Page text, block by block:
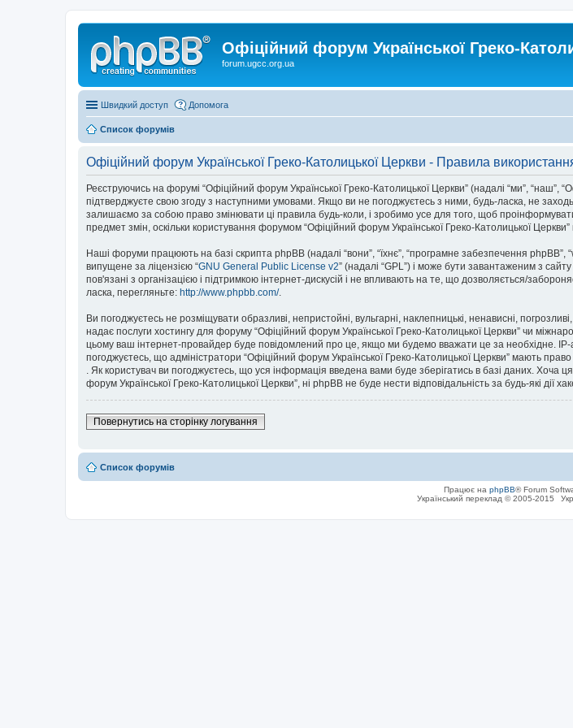
Офіційний форум Української Греко-
forum.ugcc.org.ua
Швидкий доступ Допомога
Список форумів
Офіційний форум Української Греко-Католицької Церкви - Правила
Реєструючись на форумі “Офіційний форум Української Греко-Католицької Церкви” (надалі “ми”, “наш”,
підтверджуєте свою згоду з наступними умовами. Якщо ви не погоджуєтесь з ними, будь-ласка, не
залишаємо за собою право змінювати ці правила будь-коли, і зробимо усе для того, щоб
предмет змін, оскільки користування форумом “Офіційний форум Української Греко-Католицької
Наші форуми працюють на базі скрипта phpBB (надалі “вони”, “їхнє”, “програмне забезпечення
випущене за ліцензією “GNU General Public License v2” (надалі “GPL”) і може бути завантаженим з сайту
пов'язані з організацією і підтримкою інтернет-дискусій і не впливають на те, що дозволяється/
ласка, перегляньте: http://www.phpbb.com/.
Ви погоджуєтесь не розміщувати образливі, непристойні, вульгарні, наклепницькі, ненависні,
надає послуги хостингу для форуму “Офіційний форум Української Греко-Католицької Церкви” чи
цьому ваш інтернет-провайдер буде повідомлений про це, якщо ми будемо вважати це за необхідне. IP-
погоджуєтесь, що адміністратори “Офіційний форум Української Греко-Католицької Церкви” мають
. Як користувач ви погоджуєтесь, що уся інформація введена вами буде зберігатись в базі даних. Хоча
форум Української Греко-Католицької Церкви”, ні phpBB не буде нести відповідальність за будь-які дії
Повернутись на сторінку логування
Список форумів
Працює на phpBB® Forum
Український переклад © 2005-2015